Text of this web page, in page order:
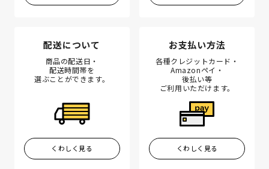
配送について
商品の配送日・
配送時間帯を
選ぶことができます。
くわしく見る
お支払い方法
各種クレジットカード・
Amazonペイ・
後払い等
ご利用いただけます。
くわしく見る